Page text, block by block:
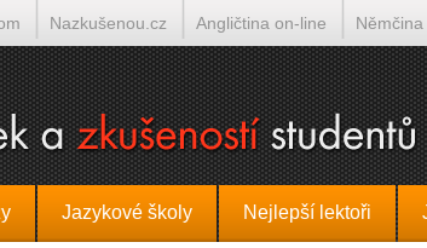
Jazykové školy Nejlepší lektoři
Nazkušenou.cz Angličtina on-line